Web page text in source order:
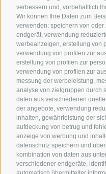
verbessern und, vorbehaltlich
Wir können Ihre Daten zum
verwenden: speichern von
endgerät, verwendung
werbeanzeigen, erstellung von
verwendung von profilen zur
erstellung von profilen zur
verwendung von profilen zur
messung der werbeleistung,
analyse von zielgruppen durch
daten aus verschiedenen
der angebote, verwendung
inhalten, gewährleistung der
aufdeckung von betrug und
anzeige von werbung und
datenschutz speichern und
kombination von daten aus
verschiedener endgeräte,